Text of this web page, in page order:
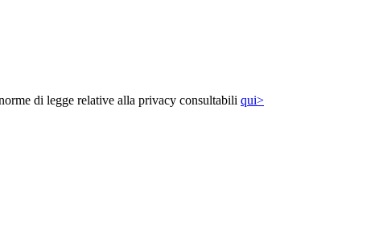
di legge relative alla privacy consultabili qui>